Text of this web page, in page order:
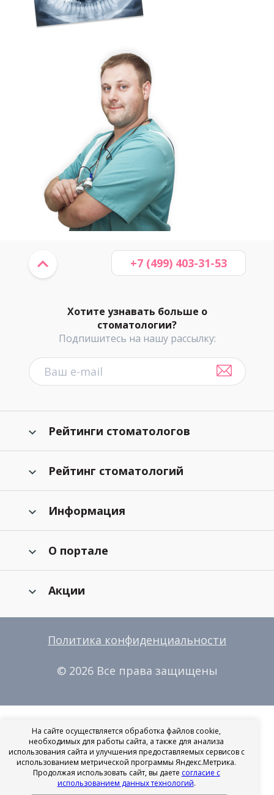
Хотите узнавать больше о
стоматологии?
Подпишитесь на нашу рассылку:
+7 (499) 403-31-53
Рейтинги стоматологов
Рейтинг стоматологий
Информация
О портале
Акции
Политика конфиденциальности
© 2026 Все права защищены
На сайте осуществляется обработка файлов cookie,
необходимых для работы сайта, а также для анализа
использования сайта и улучшения предоставляемых сервисов с
использованием метрической программы Яндекс.Метрика.
Продолжая использовать сайт, вы даете согласие с
использованием данных технологий.